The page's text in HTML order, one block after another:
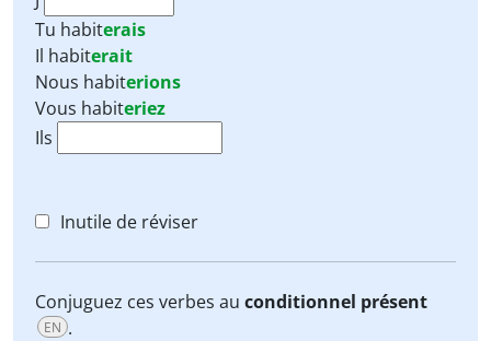
Tu habiterais
Il habiterait
Nous habiterions
Vous habiteriez
Ils
Inutile de réviser
Conjuguez ces verbes au conditionnel présent
EN .